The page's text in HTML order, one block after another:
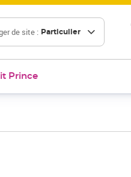
de site : Particulier
Prince